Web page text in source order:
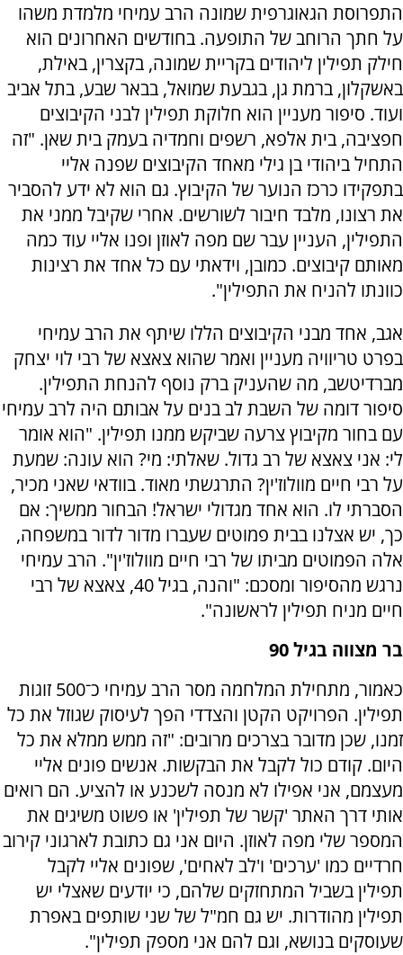
התפרוסת הגאוגרפית שמונה הרב עמיחי מלמדת משהו
על חתך הרוחב של התופעה. בחודשים האחרונים הוא
חילק תפילין ליהודים בקריית שמונה, בקצרין, באילת,
באשקלון, ברמת גן, בגבעת שמואל, בבאר שבע, בתל אביב
ועוד. סיפור מעניין הוא חלוקת תפילין לבני הקיבוצים
חפציבה, בית אלפא, רשפים וחמדיה בעמק בית שאן. "זה
התחיל ביהודי בן גילי מאחד הקיבוצים שפנה אליי
בתפקידו כרכז הנוער של הקיבוץ. גם הוא לא ידע להסביר
את רצונו, מלבד חיבור לשורשים. אחרי שקיבל ממני את
התפילין, העניין עבר שם מפה לאוזן ופנו אליי עוד כמה
מאותם קיבוצים. כמובן, וידאתי עם כל אחד את רצינות
כוונתו להניח את התפילין".
אגב, אחד מבני הקיבוצים הללו שיתף את הרב עמיחי
בפרט טריוויה מעניין ואמר שהוא צאצא של רבי לוי יצחק
מברדיטשב, מה שהעניק ברק נוסף להנחת התפילין.
סיפור דומה של השבת לב בנים על אבותם היה לרב עמיחי
עם בחור מקיבוץ צרעה שביקש ממנו תפילין. "הוא אומר
לי: אני צאצא של רב גדול. שאלתי: מי? הוא עונה: שמעת
על רבי חיים מוולוז'ין? התרגשתי מאוד. בוודאי שאני מכיר,
הסברתי לו. הוא אחד מגדולי ישראל! הבחור ממשיך: אם
כך, יש אצלנו בבית פמוטים שעברו מדור לדור במשפחה,
אלה הפמוטים מביתו של רבי חיים מוולוז'ין". הרב עמיחי
נרגש מהסיפור ומסכם: "והנה, בגיל 40, צאצא של רבי
חיים מניח תפילין לראשונה".
בר מצווה בגיל 90
כאמור, מתחילת המלחמה מסר הרב עמיחי כ־500 זוגות
תפילין. הפרויקט הקטן והצדדי הפך לעיסוק שגוזל את כל
זמנו, שכן מדובר בצרכים מרובים: "זה ממש ממלא את כל
היום. קודם כול לקבל את הבקשות. אנשים פונים אליי
מעצמם, אני אפילו לא מנסה לשכנע או להציע. הם רואים
אותי דרך האתר 'קשר של תפילין' או פשוט משיגים את
המספר שלי מפה לאוזן. היום אני גם כתובת לארגוני קירוב
חרדיים כמו 'ערכים' ו'לב לאחים', שפונים אליי לקבל
תפילין בשביל המתחזקים שלהם, כי יודעים שאצלי יש
תפילין מהודרות. יש גם חמ"ל של שני שותפים באפרת
שעוסקים בנושא, וגם להם אני מספק תפילין".